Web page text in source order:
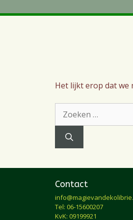
Het lijkt erop dat we
naar:
Contact
Tel: 06-15600207
KvK: 09199921